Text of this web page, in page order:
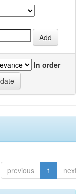
In order
previous 1